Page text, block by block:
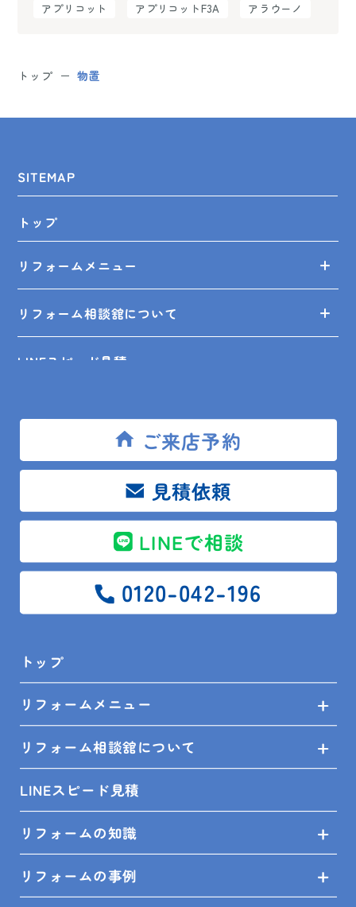
トップ
リフォームメニュー
リフォーム相談舘について
LINEスピード見積
リフォームの知識
リフォームの事例
ご来店予約
見積依頼
LINEで相談
0120-042-196
アプリコット
アプリコットF3A アラウーノ
トップ 物置
SITEMAP
トップ
リフォームメニュー
リフォーム相談舘について
LINEスピード見積
リフォームの事例
ショールーム来店予約
SHOP INFO
木更津店 〒292-0055
館山店 〒294-0054
鴨川店 〒296-0001 鴨川市横渚283-1